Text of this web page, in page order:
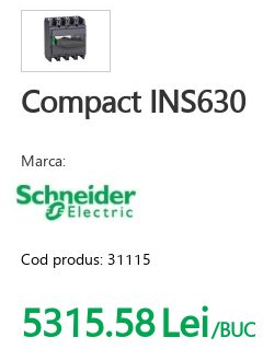
Compact INS630
Marca:
Cod produs:31115
5315.58Lei/BUC